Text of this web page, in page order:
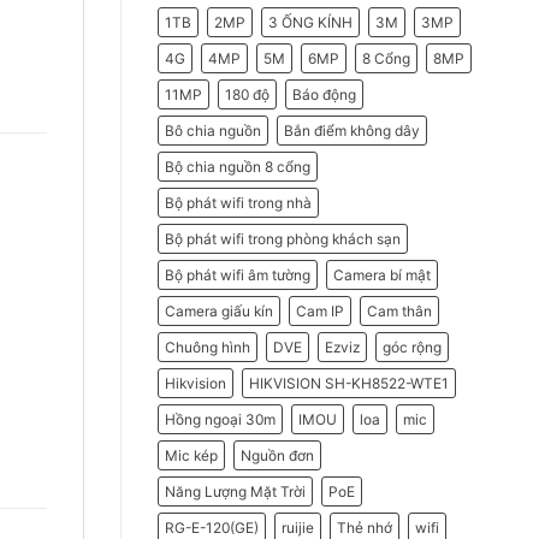
2026
Do
Doanh
Nghiệp
Nên
Chọn
Máy
Chấm
Công
Hikvision
1TB 2MP 3 ỐNG KÍNH 3M
3MP
4G
4MP 5M 6MP 8 Cổng
8MP
11MP
180 độ
Báo động
Bô chia nguồn
Bắn điểm không dây
Bộ chia nguồn 8 cổng
Bộ phát wifi trong nhà
Bộ phát wifi trong phòng khách sạn
Bộ phát wifi âm tường
Camera bí mật
Camera giấu kín
Cam IP
Cam thân
Chuông hình
DVE Ezviz
góc rộng
Hikvision
HIKVISION SH-KH8522-WTE1
Hồng ngoại 30m
IMOU loa
mic
Mic kép
Nguồn đơn
Năng Lượng Mặt Trời
PoE
RG-E-120(GE)
ruijie Thẻ nhớ
wifi